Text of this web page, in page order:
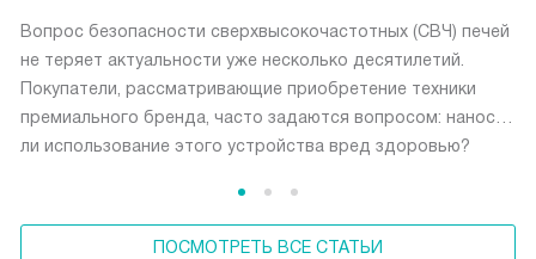
Вопрос безопасности сверхвысокочастотных (СВЧ) печей
не теряет актуальности уже несколько десятилетий.
Покупатели, рассматривающие приобретение техники
премиального бренда, часто задаются вопросом: наносит
ли использование этого устройства вред здоровью?
характеристики оборудования.
ПОСМОТРЕТЬ ВСЕ СТАТЬИ